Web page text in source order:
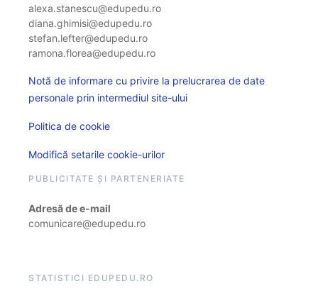
alexa.stanescu@edupedu.ro
diana.ghimisi@edupedu.ro
stefan.lefter@edupedu.ro
ramona.florea@edupedu.ro
Notă de informare cu privire la prelucrarea de date
personale prin intermediul site-ului
Politica de cookie
Modifică setarile cookie-urilor
PUBLICITATE ȘI PARTENERIATE
Adresă de e-mail
comunicare@edupedu.ro
STATISTICI EDUPEDU.RO